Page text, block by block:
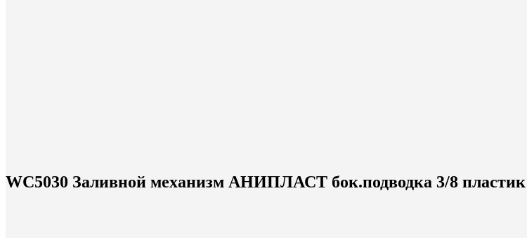
WC5030 Заливной механизм АНИПЛАСТ бок.подводка 3/8 пластик